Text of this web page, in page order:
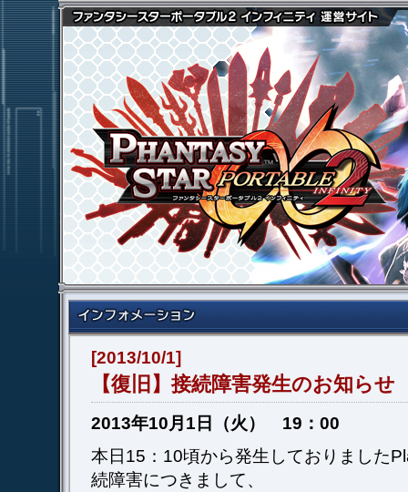
[2013/10/1]
【復旧】接続障害発生のお知らせ
2013年10月1日（火） 19：00
本日15：10頃から発生しておりました
続障害につきまして、